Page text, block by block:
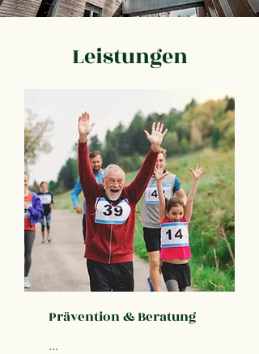
Leistungen
Prävention & Beratung
...